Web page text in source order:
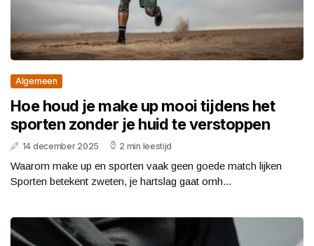
Algemeen
Hoe houd je make up mooi tijdens het
sporten zonder je huid te verstoppen
14 december 2025 2 min leestijd
Waarom make up en sporten vaak geen goede match lijken
Sporten betekent zweten, je hartslag gaat omh...